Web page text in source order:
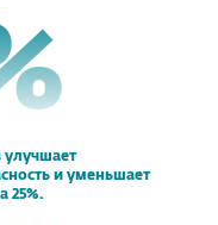
улучшает
и уменьшает
25%.